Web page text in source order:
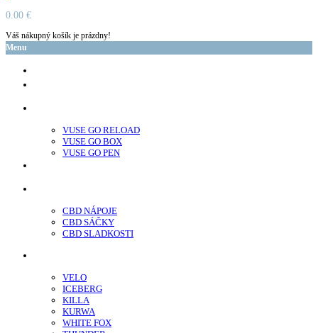
0.00 €
Váš nákupný košík je prázdny!
Menu
VUSE GO RELOAD
VUSE GO BOX
VUSE GO PEN
CBD NÁPOJE
CBD SÁČKY
CBD SLADKOSTI
VELO
ICEBERG
KILLA
KURWA
WHITE FOX